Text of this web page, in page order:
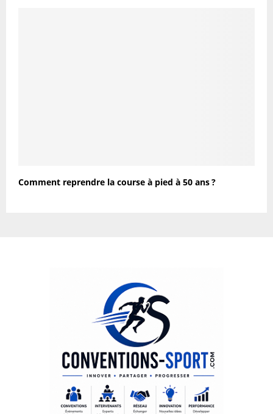
Comment reprendre la course à pied à 50 ans ?